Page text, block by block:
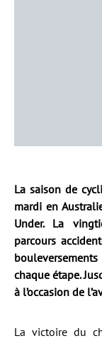
La saison de
mardi en
Under. La
parcours
chaque étape.
à l’occasion de
La victoire du